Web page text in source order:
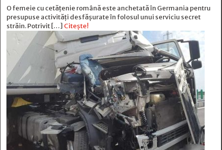
O femeie cu cetățenie română este anchetată în Germania pentru
presupuse activități desfășurate în folosul unui serviciu secret
străin. Potrivit […] Citește!